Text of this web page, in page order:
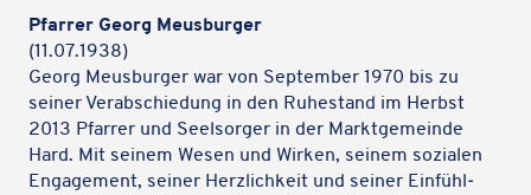
Pfarrer Georg Meusburger
(11.07.1938)
Georg Meus­bur­ger war von Septem­ber 1970 bis zu
seiner Verab­schie­dung in den Ruhe­stand im Herbst
2013 Pfarrer und Seel­sor­ger in der Markt­ge­meinde
Hard. Mit seinem Wesen und Wirken, seinem sozia­len
Enga­ge­ment, seiner Herz­lich­keit und seiner Einfühl­